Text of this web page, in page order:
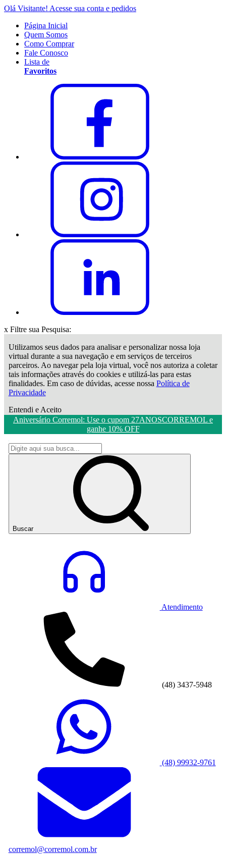
Olá Visitante! Acesse sua conta e pedidos
Página Inicial
Quem Somos
Como Comprar
Fale Conosco
Lista de
Favoritos
x Filtre sua Pesquisa:
Utilizamos seus dados para analisar e personalizar nossa loja
virtual durante a sua navegação e em serviços de terceiros
parceiros. Ao navegar pela loja virtual, você nos autoriza a coletar
tais informações através do cookies e utilizá-las para estas
finalidades. Em caso de dúvidas, acesse nossa Política de
Privacidade
Entendi e Aceito
Aniversário Corremol: Use o cupom 27ANOSCORREMOL e
ganhe 10% OFF
Buscar
Atendimento
(48) 3437-5948
(48) 99932-9761
corremol@corremol.com.br